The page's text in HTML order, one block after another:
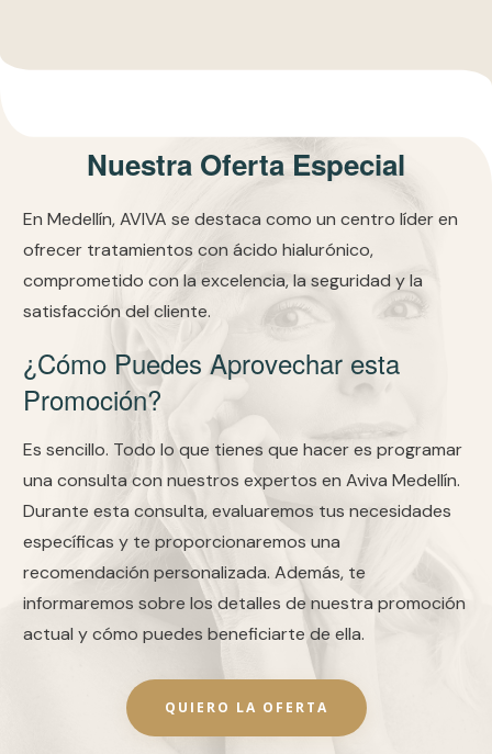
Nuestra Oferta Especial
En Medellín, AVIVA se destaca como un centro líder en
ofrecer tratamientos con ácido hialurónico,
comprometido con la excelencia, la seguridad y la
satisfacción del cliente.
¿Cómo Puedes Aprovechar esta
Promoción?
Es sencillo. Todo lo que tienes que hacer es programar
una consulta con nuestros expertos en Aviva Medellín.
Durante esta consulta, evaluaremos tus necesidades
específicas y te proporcionaremos una
recomendación personalizada. Además, te
informaremos sobre los detalles de nuestra promoción
actual y cómo puedes beneficiarte de ella.
QUIERO LA OFERTA